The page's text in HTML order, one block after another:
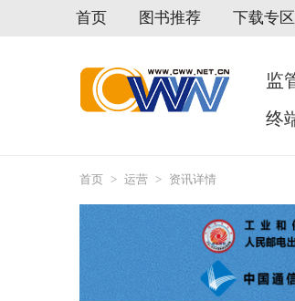
首页 图书推荐 下载专区
监
终
首页 > 运营 > 资讯详情